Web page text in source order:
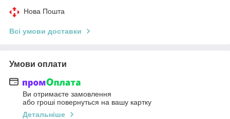
Нова Пошта
Всі умови доставки
Умови оплати
Ви отримаєте замовлення
або гроші повернуться на вашу картку
Детальніше